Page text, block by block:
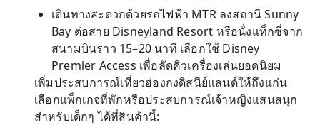
เดินทางสะดวกด้วยรถไฟฟ้า MTR ลงสถานี Sunny
Bay ต่อสาย Disneyland Resort หรือนั่งแท็กซี่จาก
สนามบินราว 15–20 นาที เลือกใช้ Disney
Premier Access เพื่อลัดคิวเครื่องเล่นยอดนิยม
เพิ่มประสบการณ์เที่ยวฮ่องกงดิสนีย์แลนด์ให้ถึงแก่น
เลือกแพ็กเกจที่พักหรือประสบการณ์เจ้าหญิงแสนสนุก
สำหรับเด็กๆ ได้ที่สินค้านี้: